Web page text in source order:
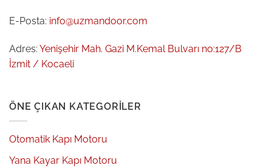
E-Posta: info@uzmandoor.com
Adres: Yenişehir Mah. Gazi M.Kemal Bulvarı no:127/B
İzmit / Kocaeli
ÖNE ÇIKAN KATEGORILER
Otomatik Kapı Motoru
Yana Kayar Kapı Motoru